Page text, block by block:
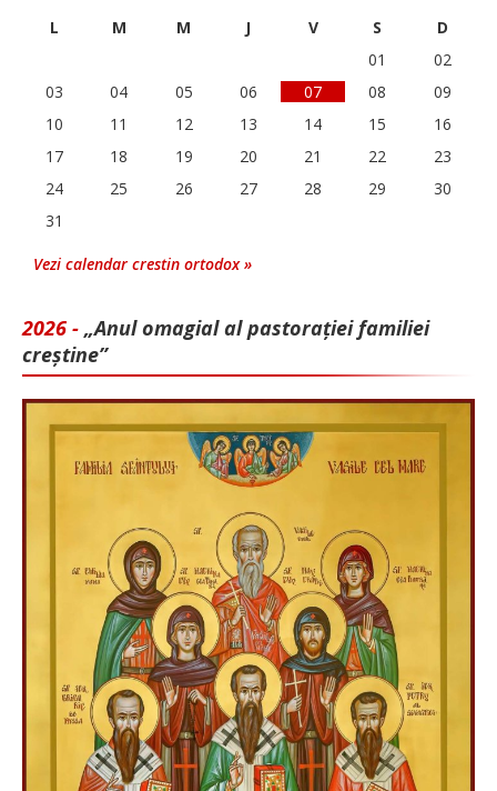
L M M J V S
D
01
02
03
04 05 06 07 08
09
10
11 12 13 14 15
16
17
18 19 20 21 22
23
24
25 26 27 28 29
30
31
Vezi calendar crestin ortodox »
2026 - „Anul omagial al pastorației familiei
creștine”